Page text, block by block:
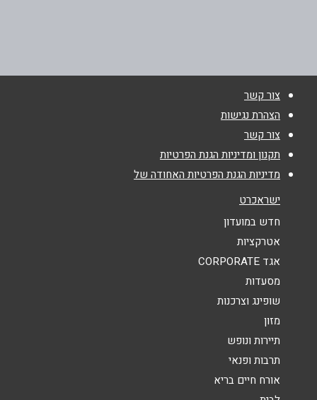
טלפון*
אנא חזרו אלי בקשר ל...
הודעה
אלעד
יהודה הנשיא 100
צור קשר
הצהרת נגישות
צור קשר
תקנון ומדיניות הגנת הפרטיות
מדיניות הגנת הפרטיות האחודה של
ישראכרט
חדש במועדון
אטרקציות
אגד CORPORATE
מסעדות
שופינג וצרכנות
מזון
תיירות ונופש
תרבות ופנאי
אורח חיים בריא